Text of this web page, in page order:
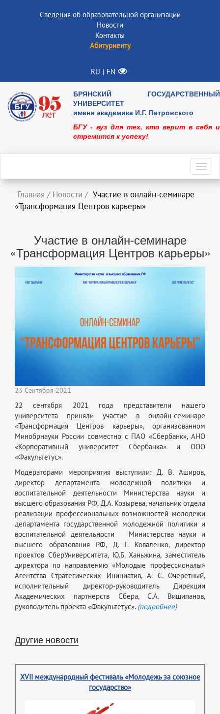
Сведения об образовательной организации
Новости
Контакты
Абитуриенту
RU | EN
БРЯНСКИЙ ГОСУДАРСТВЕННЫЙ
УНИВЕРСИТЕТ
имени академика И.Г. Петровского
БГУ - вуз для тех, кто верит в себя и
стремится к успеху!
Главная / Новости / Участие в онлайн-семинаре
«Трансформация Центров карьеры»
Участие в онлайн-семинаре
«Трансформация Центров карьеры»
23 Сентября 2021
22 сентября 2021 года представители нашего
университета приняли участие в онлайн-семинаре
«Трансформация Центров карьеры», организованном
Минобрнауки России совместно с ПАО «Сбербанк», АНО
«Корпоративный университет Сбербанка» и ООО
«Факультетус».
Модераторами мероприятия выступили: Д. В. Аширов,
директор департамента молодежной политики и
воспитательной деятельности Министерства науки и
высшего образования РФ, Д.А. Козырева, начальник отдела
реализации профессиональных возможностей молодежи
департамента государственной молодежной политики и
воспитательной деятельности Министерства науки и
высшего образования РФ, Д. Г. Коваленко, директор
проектов СберУниверситета, Ю.Б. Ханьжина, заместитель
директора по направлению «Молодые профессионалы»
Агентства Стратегических Инициатив, А. С. Очеретный,
исполнительный директор-руководитель Дирекции
Академических партнерств Сбера, С.А. Вищипанов,
руководитель проекта «Факультетус». (подробнее)
Другие новости
XVII международный фестиваль «Молодежь за союзное
государство»